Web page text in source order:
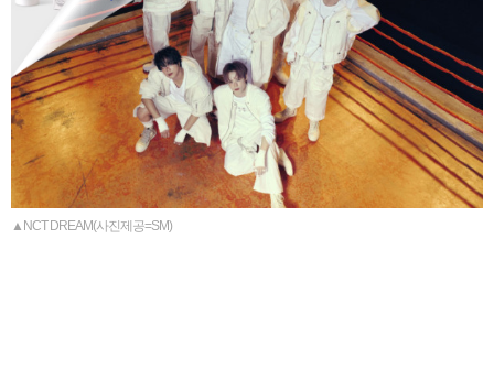
▲NCT DREAM(사진제공=SM)